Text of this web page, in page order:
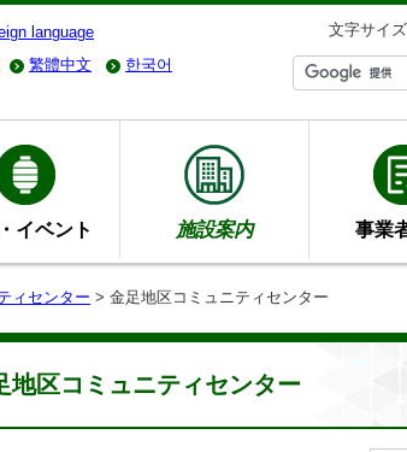
language 文字サイズ
繁體中文 한국어
イベント 施設案内 事業
ィセンター > 金足地区コミュニティセンター
地区コミュニティセンター